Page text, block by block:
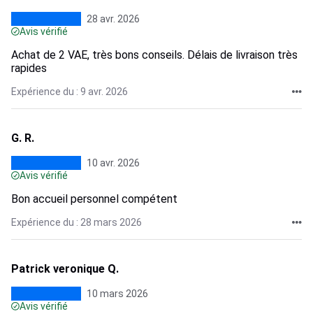
28 avr. 2026
Avis vérifié
Achat de 2 VAE, très bons conseils. Délais de livraison très
rapides
Expérience du : 9 avr. 2026
G. R.
10 avr. 2026
Avis vérifié
Bon accueil personnel compétent
Expérience du : 28 mars 2026
Patrick veronique Q.
10 mars 2026
Avis vérifié